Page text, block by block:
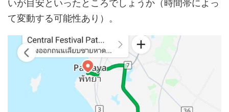
て変動する可能性あり）。